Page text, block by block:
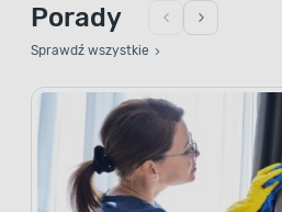
Porady
Sprawdź wszystkie